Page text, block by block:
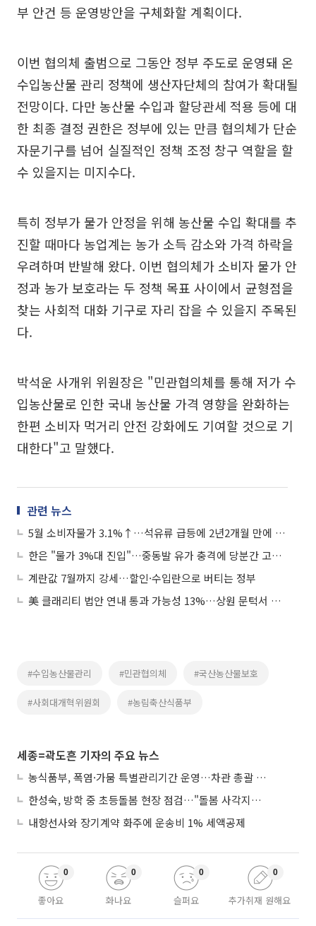
부 안건 등 운영방안을 구체화할 계획이다.
이번 협의체 출범으로 그동안 정부 주도로 운영돼 온
수입농산물 관리 정책에 생산자단체의 참여가 확대될
전망이다. 다만 농산물 수입과 할당관세 적용 등에 대
한 최종 결정 권한은 정부에 있는 만큼 협의체가 단순
자문기구를 넘어 실질적인 정책 조정 창구 역할을 할
수 있을지는 미지수다.
특히 정부가 물가 안정을 위해 농산물 수입 확대를 추
진할 때마다 농업계는 농가 소득 감소와 가격 하락을
우려하며 반발해 왔다. 이번 협의체가 소비자 물가 안
정과 농가 보호라는 두 정책 목표 사이에서 균형점을
찾는 사회적 대화 기구로 자리 잡을 수 있을지 주목된
다.
박석운 사개위 위원장은 "민관협의체를 통해 저가 수
입농산물로 인한 국내 농산물 가격 영향을 완화하는
한편 소비자 먹거리 안전 강화에도 기여할 것으로 기
대한다"고 말했다.
관련 뉴스
5월 소비자물가 3.1%↑…석유류 급등에 2년2개월 만에 최고
한은 "물가 3%대 진입"…중동발 유가 충격에 당분간 고물가 경계
계란값 7월까지 강세…할인·수입란으로 버티는 정부
美 클래리티 법안 연내 통과 가능성 13%…상원 문턱서 제동
#수입농산물관리 #민관협의체 #국산농산물보호
#사회대개혁위원회 #농림축산식품부
세종=곽도흔 기자의 주요 뉴스
농식품부, 폭염·가뭄 특별관리기간 운영…차관 총괄 대응체계 격상
한성숙, 방학 중 초등돌봄 현장 점검…"돌봄 사각지대 없애야"
내항선사와 장기계약 화주에 운송비 1% 세액공제
좋아요
0
화나요
0
슬퍼요
0
추가취재 원해요
0